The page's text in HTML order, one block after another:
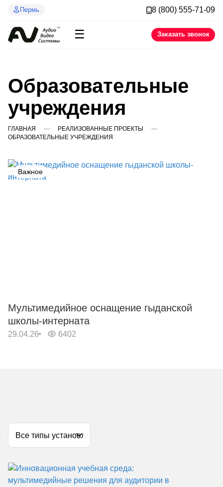
Пермь 8 (800) 555-71-09
☰ Заказать звонок
Образовательные
учреждения
ГЛАВНАЯ
РЕАЛИЗОВАННЫЕ ПРОЕКТЫ
ОБРАЗОВАТЕЛЬНЫЕ УЧРЕЖДЕНИЯ
Важное
Мультимедийное оснащение гыданской
школы-интерната
29.04.26 6402